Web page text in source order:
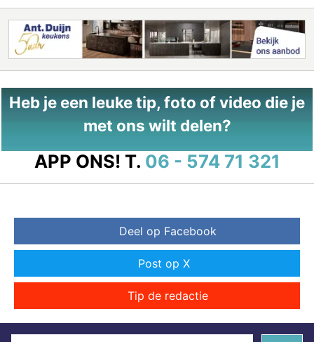
Heb je een leuke tip, foto of video die je
met ons wilt delen?
APP ONS! T. 06 - 574 71 321
Deel op Facebook
Post op X
Tip de redactie